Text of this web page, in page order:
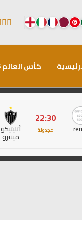
كأس العالم 2026
22:30
مجدولة أتليتيكو
مينيرو